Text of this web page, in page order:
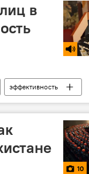
в
эффективность
10